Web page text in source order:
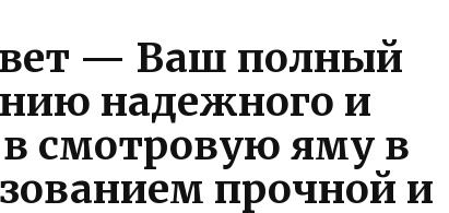
— Ваш полный
надежного и
смотровую яму в
прочной и